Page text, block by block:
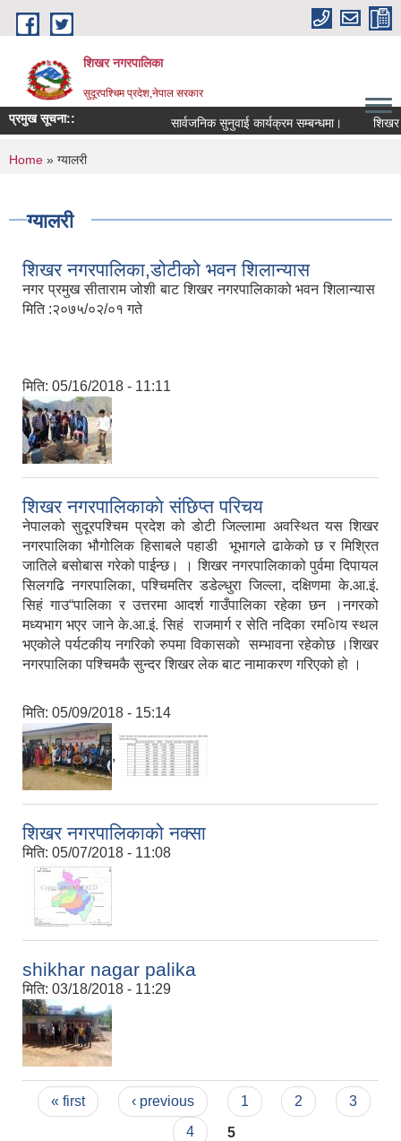
Skip to main content
शिखर नगरपालिका
सुदूरपश्चिम प्रदेश,नेपाल सरकार
प्रमुख सूचना:: सार्वजनिक सुनुवाई कार्यक्रम सम्बन्धमा। शिखर
You are here
Home » ग्यालरी
ग्यालरी
शिखर नगरपालिका,डोटीको भवन शिलान्यास
नगर प्रमुख सीताराम जोशी बाट शिखर नगरपालिकाको भवन शिलान्यास
मिति :२०७५/०२/०१ गते
मिति: 05/16/2018 - 11:11
शिखर नगरपालिकाकाे संछिप्त परिचय
नेपालको सुदूरपश्चिम प्रदेश को डाेटी जिल्लामा अवस्थित यस शिखर
नगरपालिका भौगोलिक हिसाबले पहाडी भूभागले ढाकेको छ र मिश्रित
जातिले बसोबास गरेको पाईन्छ। । शिखर नगरपालिकाको पुर्वमा दिपायल
सिलगढि नगरपालिका, पश्चिमतिर डडेल्धुरा जिल्ला, दक्षिणमा के.आ‍.इं.
सिहं गाउ“पालिका र उत्तरमा आदर्श गाउँपालिका रहेका छन ।नगरको
मध्यभाग भएर जाने के.आ.इं. सिहं राजमार्ग र सेति नदिका रम०ािय स्थल
भएकाेले पर्यटकीय नगरिको रुपमा विकासकाे सम्भावना रहेकाेछ ।शिखर
नगरपालिका पश्चिमकै सुन्दर शिखर लेक बाट नामाकरण गरिएको हो ।
मिति: 05/09/2018 - 15:14
,
शिखर नगरपालिकाको नक्सा
मिति: 05/07/2018 - 11:08
shikhar nagar palika
मिति: 03/18/2018 - 11:29
Pages
« first ‹ previous 1 2
3
4
5